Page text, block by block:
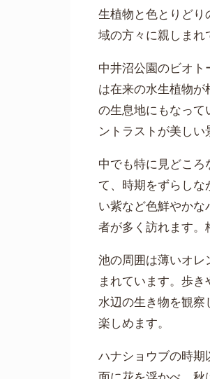
生植物と色とりどり
域の方々に親しまれ
中井沼公園のビオト
は在来の水生植物が
の生息地にもなって
ントラストが美しい
中でも特に見どころ
て、時期をずらしな
い紫など色鮮やかな
者が多く訪れます。
池の周囲は薄いオレ
まれています。歩き
水辺の生き物を観察
楽しめます。
ハナショウブの時期